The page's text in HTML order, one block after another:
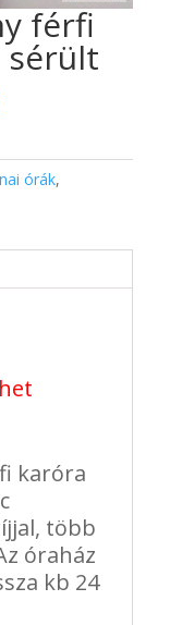
férfi
sérült
is:
3
019 Ft.
órák,
karóra
több
óraház
kb 24